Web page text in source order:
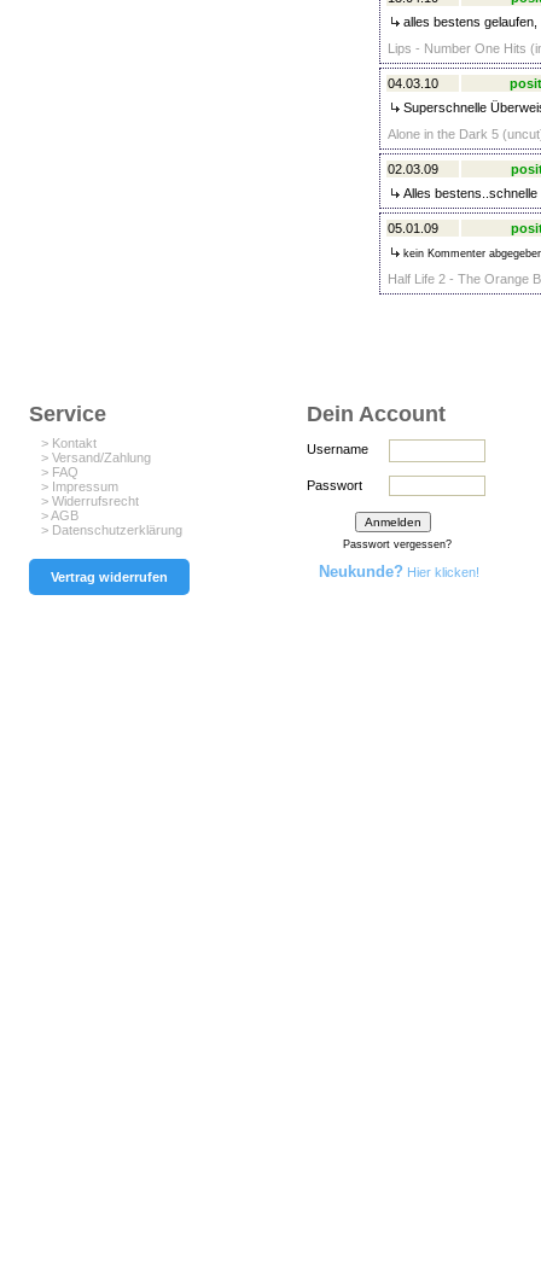
alles bestens
Lips - Number One Hits
04.03.10
Superschnelle
Alone in the Dark 5
02.03.09
Alles
05.01.09
kein Kommenter
Half Life 2 - The Orange
Service
> Kontakt
> Versand/Zahlung
> FAQ
> Impressum
> Widerrufsrecht
> AGB
> Datenschutzerklärung
Vertrag widerrufen
Dein Account
Username
Passwort
Passwort vergessen?
Neukunde? Hier klicken!